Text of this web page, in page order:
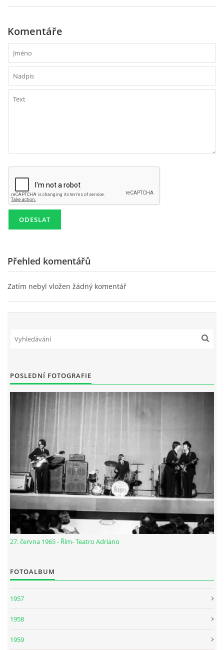
PAUL MCCARTNEY - ALBA
PAUL MCCARTNEY - KONCERTY
GEORGE HARRISON - SINGLY
RINGO STARR - SINGLY
RINGO STARR - ALBA
FILMY
BEATLES MONTHLY BOOK
KALENDÁŘ 1960-62
KALENDÁŘ 1963-64
KALENDÁŘ 1965-66
KALENDÁŘ 1967-68
KALENDÁŘ 1969 - 70
KALENDÁŘ 1971 - 79
KALENDÁŘ 1980 -
KONCERTY 1965 - 1969
Komentáře
Přehled komentářů
Zatím nebyl vložen žádný komentář
POSLEDNÍ FOTOGRAFIE
27. června 1965 - Řím- Teatro Adriano
FOTOALBUM
1957
1958
1959